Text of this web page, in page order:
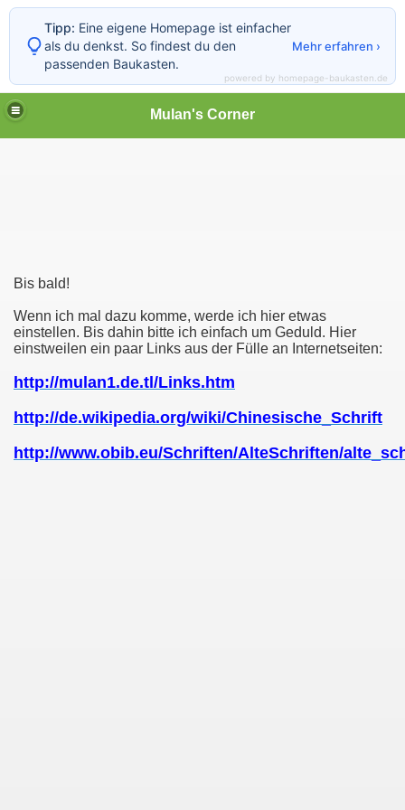
Mulan's Corner
Bis bald!
Wenn ich mal dazu komme, werde ich hier etwas
einstellen. Bis dahin bitte ich einfach um Geduld. Hier
einstweilen ein paar Links aus der Fülle an Internetseiten:
http://mulan1.de.tl/Links.htm
http://de.wikipedia.org/wiki/Chinesische_Schrift
http://www.obib.eu/Schriften/AlteSchriften/
Tipp: Eine eigene Homepage ist einfacher
als du denkst. So findest du den
passenden Baukasten.
Mehr erfahren ›
powered by homepage-baukasten.de